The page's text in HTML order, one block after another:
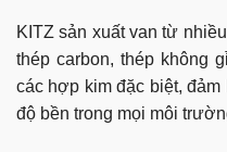
KITZ sản xuất van từ
thép carbon, thép không
các hợp kim đặc biệt,
độ bền trong mọi môi